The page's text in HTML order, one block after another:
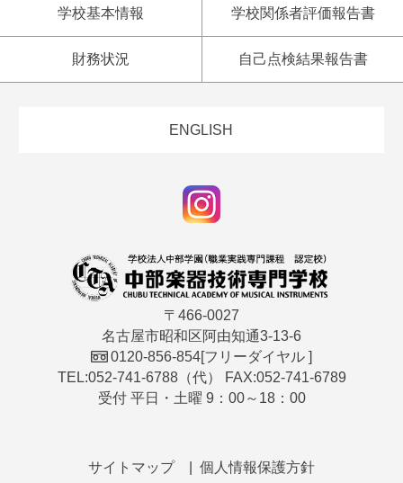
学校基本情報 学校関係者評価報告書
財務状況 自己点検結果報告書
ENGLISH
〒466-0027
名古屋市昭和区阿由知通3-13-6
0120-856-854[フリーダイヤル ]
TEL:052-741-6788（代） FAX:052-741-6789
受付 平日・土曜 9：00～18：00
サイトマップ 個人情報保護方針